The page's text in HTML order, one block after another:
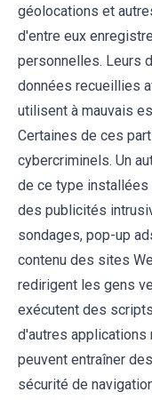
géolocations et
d'entre eux
personnelles. Leurs
données recueillies
utilisent à mauvais
Certaines de ces
cybercriminels. Un
de ce type
des publicités
sondages, pop-up
contenu des sites
redirigent les gens
exécutent des
d'autres applications
peuvent entraîner
sécurité de